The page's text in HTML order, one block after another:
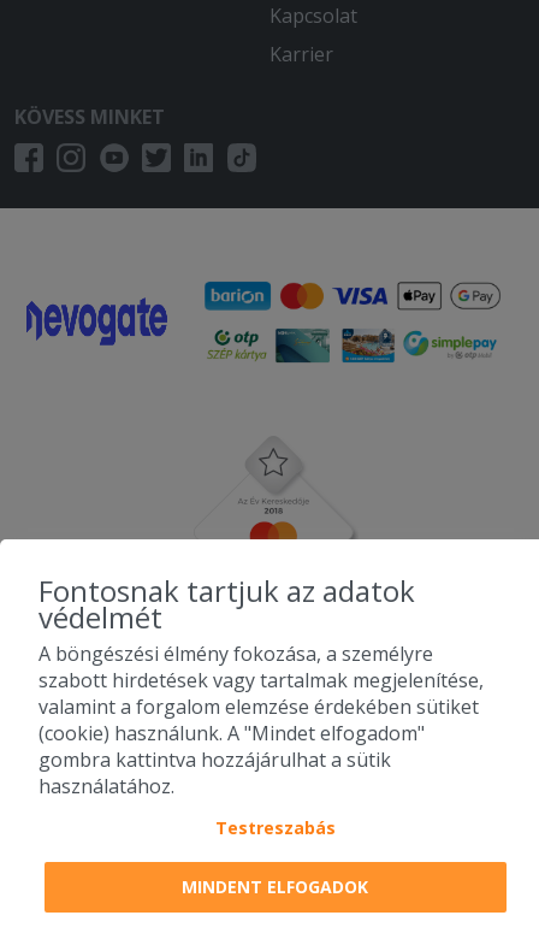
Kapcsolat
Karrier
KÖVESS MINKET
2010-2026 Copyright - Falatozz.hu - Diston-line Kft.
Pizza, gyros, hamburger, menük kedvező áron, egy helyen az összes
étterem ajánlata.
Fontosnak tartjuk az adatok
védelmét
A böngészési élmény fokozása, a személyre
szabott hirdetések vagy tartalmak megjelenítése,
valamint a forgalom elemzése érdekében sütiket
(cookie) használunk. A "Mindet elfogadom"
gombra kattintva hozzájárulhat a sütik
használatához.
Testreszabás
MINDENT ELFOGADOK